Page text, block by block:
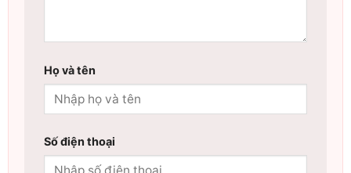
Họ và tên
Số điện thoại